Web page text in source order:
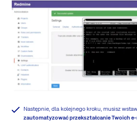
Następnie, dla kolejnego kroku, musisz
zautomatyzować przekształcanie Twoich